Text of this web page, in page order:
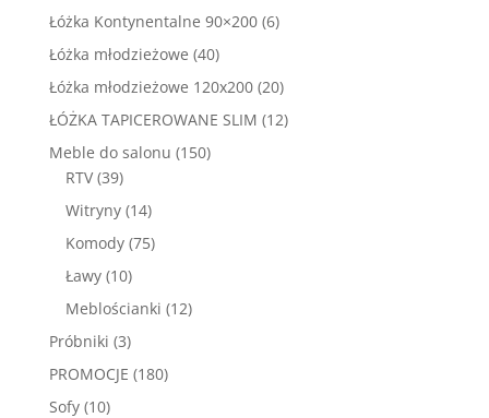
produkty
Łóżka Kontynentalne 90×200 66
Łóżka młodzieżowe 4040
produktów
Łóżka młodzieżowe 120x200 2020
produktów
ŁÓŻKA TAPICEROWANE SLIM 1212
Meble do salonu 150150
RTV 3939
produktów
Witryny 1414
produktów
Komody 7575
Ławy 1010
produktów
Meblościanki 1212
Próbniki 33
produkty
PROMOCJE 180180
Sofy 1010